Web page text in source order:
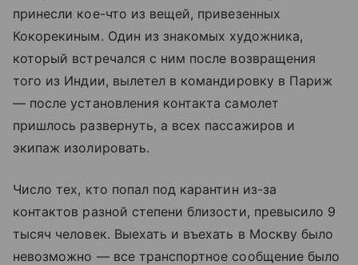
принесли кое-что из вещей, привезенных
Кокорекиным. Один из знакомых художника,
который встречался с ним после возвращения
того из Индии, вылетел в командировку в Париж
— после установления контакта самолет
пришлось развернуть, а всех пассажиров и
экипаж изолировать.
Число тех, кто попал под карантин из-за
контактов разной степени близости, превысило 9
тысяч человек. Выехать и въехать в Москву было
невозможно — все транспортное сообщение было